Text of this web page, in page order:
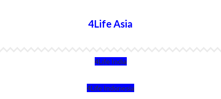
4Life Asia
4Life India
4Life Indonesia